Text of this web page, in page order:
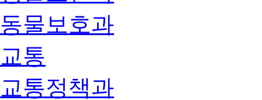
동물보호과
교통
교통정책과